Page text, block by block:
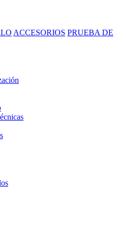
ACCESORIOS PRUEBA DE